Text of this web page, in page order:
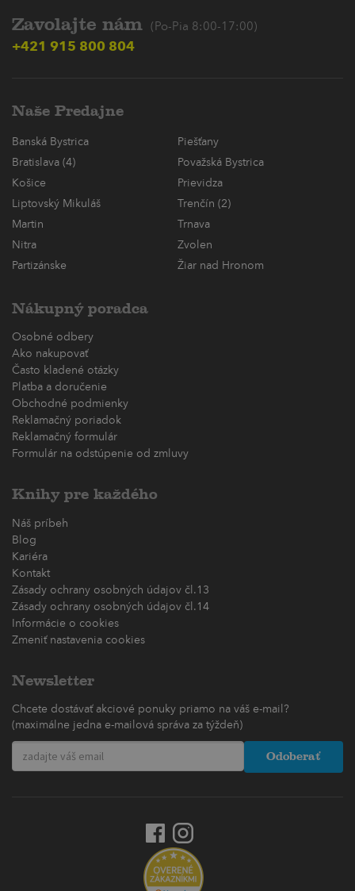
Zavolajte nám (Po-Pia 8:00-17:00)
+421 915 800 804
Naše Predajne
Banská Bystrica
Piešťany
Bratislava (4)
Považská Bystrica
Košice
Prievidza
Liptovský Mikuláš
Trenčín (2)
Martin
Trnava
Nitra
Zvolen
Partizánske
Žiar nad Hronom
Nákupný poradca
Osobné odbery
Ako nakupovať
Často kladené otázky
Platba a doručenie
Obchodné podmienky
Reklamačný poriadok
Reklamačný formulár
Formulár na odstúpenie od zmluvy
Knihy pre každého
Náš príbeh
Blog
Kariéra
Kontakt
Zásady ochrany osobných údajov čl.13
Zásady ochrany osobných údajov čl.14
Informácie o cookies
Zmeniť nastavenia cookies
Newsletter
Chcete dostávať akciové ponuky priamo na váš e-mail?
(maximálne jedna e-mailová správa za týždeň)
Odoberať